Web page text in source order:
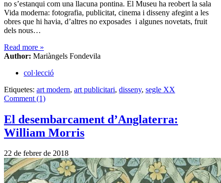
no s’estanqui com una llacuna pontina. El Museu ha reobert la sala
Vida moderna: fotografia, publicitat, cinema i disseny afegint a les
obres que hi havia, d’altres no exposades i algunes novetats, fruit
dels nous…
Read more »
Author: Mariàngels Fondevila
col·lecció
Etiquetes: art modern, art publicitari, disseny, segle XX
Comment (1)
El desembarcament d’Anglaterra:
William Morris
22 de febrer de 2018